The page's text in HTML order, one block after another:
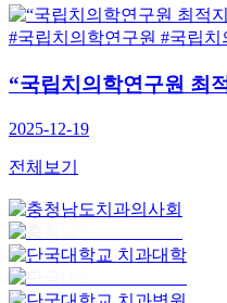
립치의학연구원#국립치의
립치의학연구원 최적지
12-19
전체보기